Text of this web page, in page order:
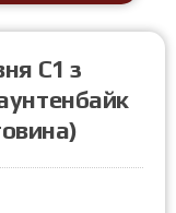
C1 з